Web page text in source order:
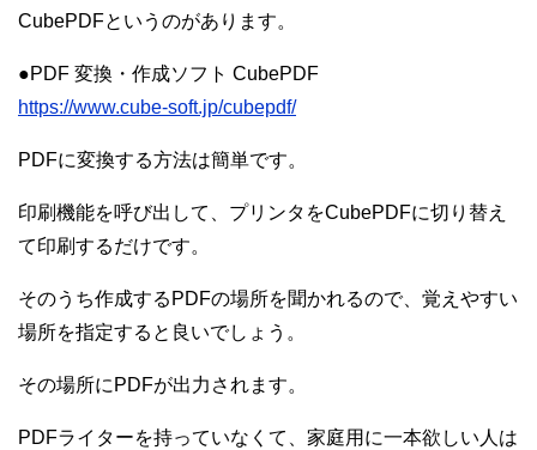
CubePDFというのがあります。
●PDF 変換・作成ソフト CubePDF
https://www.cube-soft.jp/cubepdf/
PDFに変換する方法は簡単です。
印刷機能を呼び出して、プリンタをCubePDFに切り替え
て印刷するだけです。
そのうち作成するPDFの場所を聞かれるので、覚えやすい
場所を指定すると良いでしょう。
その場所にPDFが出力されます。
PDFライターを持っていなくて、家庭用に一本欲しい人は